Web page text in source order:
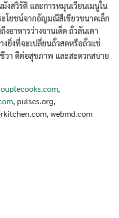
งสวิรัติ และการหมุนเวียนเมนูใน
โยชน์จากอัญมณีสีเขียวขนาดเล็ก
อาหารว่างจานเด็ด ถั่วลันเตา
ยิ่งที่จะเปลี่ยนถั่วสดหรือถั่วแช่
วา ดีต่อสุขภาพ และสะดวกสบาย
,
, pulses.org,
webmd.com